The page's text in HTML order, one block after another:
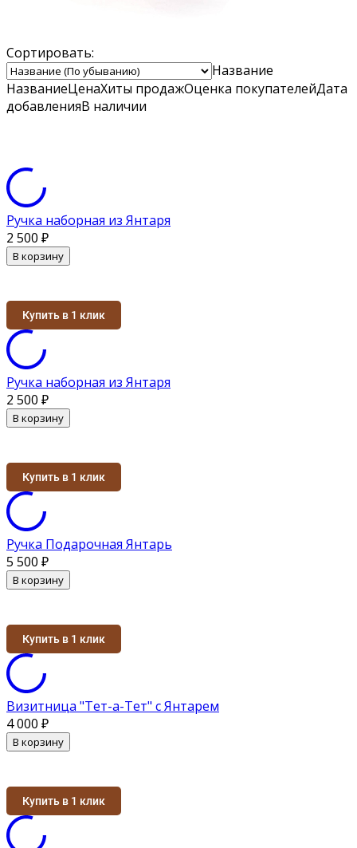
Сортировать:
Название
НазваниеЦенаХиты продажОценка покупателейДата
добавленияВ наличии
Ручка наборная из Янтаря
2 500 ₽
В корзину
Купить в 1 клик
Ручка наборная из Янтаря
2 500 ₽
В корзину
Купить в 1 клик
Ручка Подарочная Янтарь
5 500 ₽
В корзину
Купить в 1 клик
Визитница "Тет-а-Тет" с Янтарем
4 000 ₽
В корзину
Купить в 1 клик